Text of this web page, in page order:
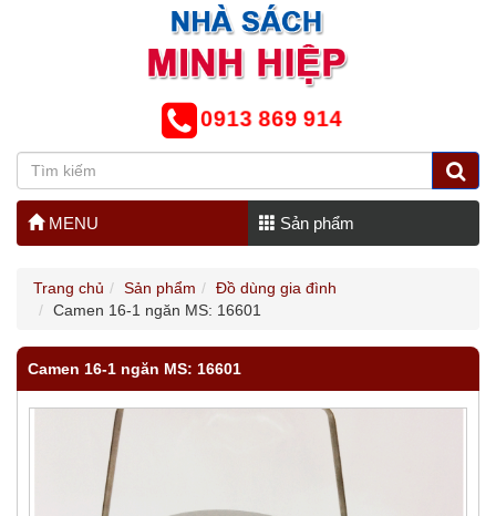
0913 869 914
MENU Sản phẩm
Trang chủ Sản phẩm
Đồ dùng gia đình
Camen 16-1 ngăn MS: 16601
Camen 16-1 ngăn MS: 16601